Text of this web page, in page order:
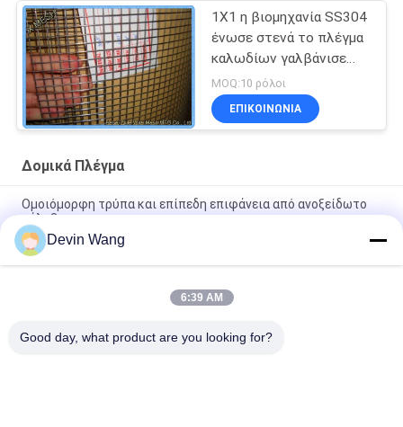
1X1 η βιομηχανία SS304
ένωσε στενά το πλέγμα
καλωδίων γαλβάνισε
τελειωμένο Eco φιλικό
MOQ:10 ρόλοι
ΕΠΙΚΟΙΝΩΝΊΑ
Δομικά Πλέγμα
Ομοιόμορφη τρύπα και επίπεδη επιφάνεια από ανοξείδωτο
χάλυβα
Δικτυωμένο σύρμα από ανοξείδωτο χάλυβα για κατασκευές
υψηλής ποιότητας
Ανοξείδωτο ατσάλι 304 Συγκολλημένο πλέγμα σύρματος 1/2
Devin Wang
6:39 AM
Good day, what product are you looking for?